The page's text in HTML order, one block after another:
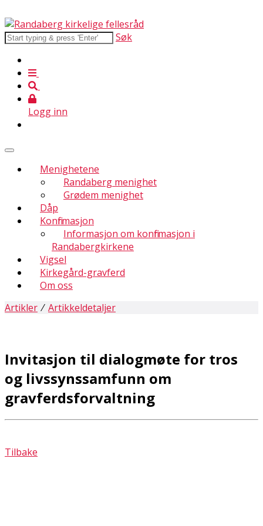
Søk
Logg inn
Menighetene
Randaberg menighet
Grødem menighet
Dåp
Konfirmasjon
Informasjon om konfirmasjon i
Randabergkirkene
Vigsel
Kirkegård-gravferd
Om oss
Artikler ⁄ Artikkeldetaljer
Invitasjon til dialogmøte for tros
og livssynssamfunn om
gravferdsforvaltning
Tilbake